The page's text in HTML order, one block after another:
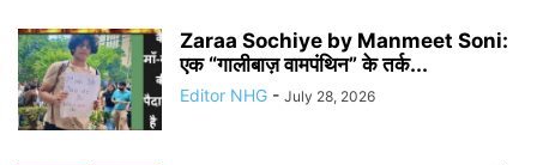
Zaraa Sochiye by Manmeet Soni:
एक “गालीबाज़ वामपंथिन” के तर्क...
Editor NHG - July 28, 2026